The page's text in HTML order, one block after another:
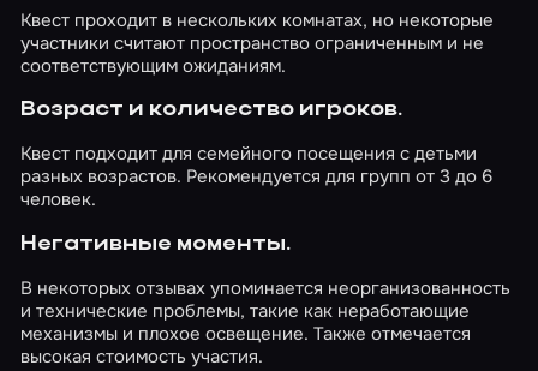
Квест проходит в нескольких комнатах, но некоторые
участники считают пространство ограниченным и не
соответствующим ожиданиям.
Возраст и количество игроков.
Квест подходит для семейного посещения с детьми
разных возрастов. Рекомендуется для групп от 3 до 6
человек.
Негативные моменты.
В некоторых отзывах упоминается неорганизованность
и технические проблемы, такие как неработающие
механизмы и плохое освещение. Также отмечается
высокая стоимость участия.